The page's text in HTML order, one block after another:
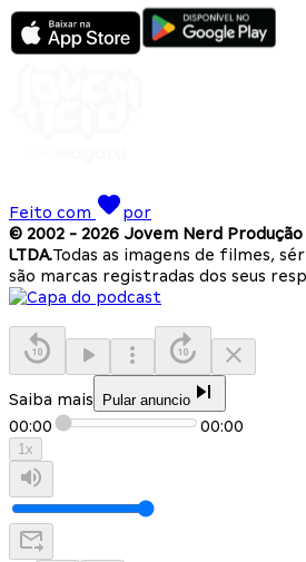
Feito com
por
© 2002 - 2026 Jovem Nerd
LTDA.Todas as imagens de filmes,
são marcas registradas dos seus
Saiba mais Pular anuncio
00:00 00:00
1x